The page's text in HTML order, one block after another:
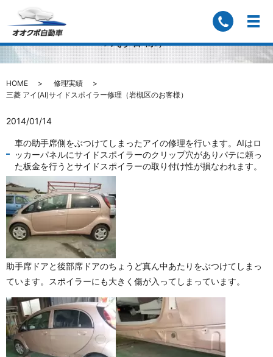
三菱 アイ(AI)サイドスポイラー修理（岩槻区
のお客様）
HOME
修理実績
三菱 アイ(AI)サイドスポイラー修理（岩槻区のお客様）
2014/01/14
車の助手席側をぶつけてしまったアイの修理を行います。AIはロ
ッカーパネルにサイドスポイラーのクリップ穴がありパテに頼っ
た板金を行うとサイドスポイラーの取り付け性が損なわれます。
助手席ドアと後部席ドアのちょうど真ん中あたりをぶつけてしまっ
ています。スポイラーにも大きく傷が入ってしまっています。